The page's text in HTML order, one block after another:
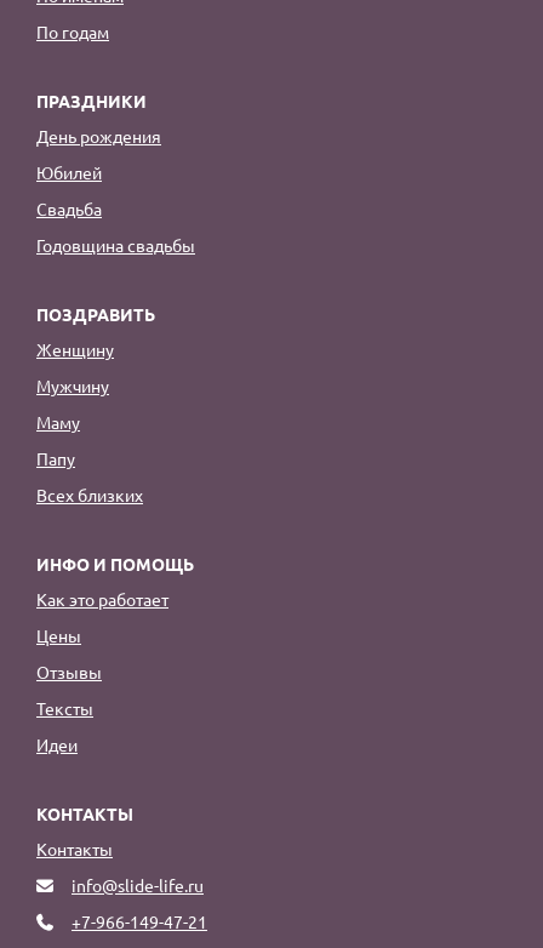
По годам
ПРАЗДНИКИ
День рождения
Юбилей
Свадьба
Годовщина свадьбы
ПОЗДРАВИТЬ
Женщину
Мужчину
Маму
Папу
Всех близких
ИНФО И ПОМОЩЬ
Как это работает
Цены
Отзывы
Тексты
Идеи
КОНТАКТЫ
Контакты
info@slide-life.ru
+7-966-149-47-21